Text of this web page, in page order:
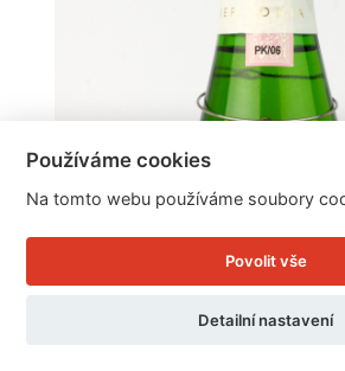
Používáme cookies
Na tomto webu používáme soubory
Povolit vše
Detailní nastavení